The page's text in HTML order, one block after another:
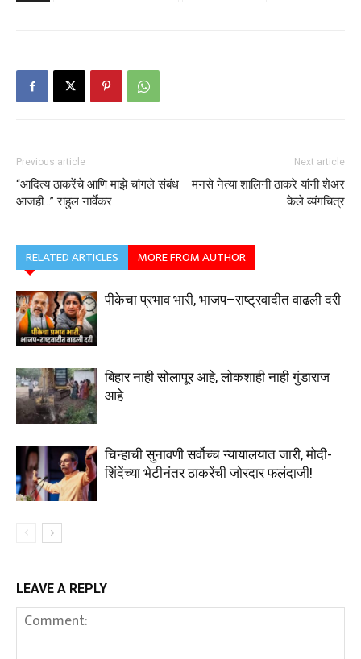
Previous article
“आदित्य ठाकरेंचे आणि माझे चांगले संबंध
आजही…” राहुल नार्वेकर
Next article
मनसे नेत्या शालिनी ठाकरे यांनी शेअर
केले व्यंगचित्र
RELATED ARTICLES MORE FROM AUTHOR
पीकेचा प्रभाव भारी, भाजप–राष्ट्रवादीत वाढली दरी
बिहार नाही सोलापूर आहे, लोकशाही नाही गुंडाराज
आहे
चिन्हाची सुनावणी सर्वोच्च न्यायालयात जारी, मोदी-
शिंदेंच्या भेटीनंतर ठाकरेंची जोरदार फलंदाजी!
LEAVE A REPLY